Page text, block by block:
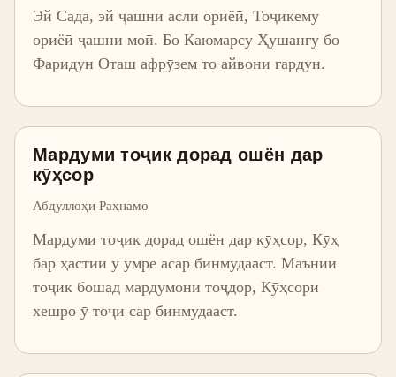
Эй Сада, эй ҷашни асли ориёӣ, Тоҷикему
ориёӣ ҷашни моӣ. Бо Каюмарсу Ҳушангу бо
Фаридун Оташ афрӯзем то айвони гардун.
Мардуми тоҷик дорад ошён дар
кӯҳсор
Абдуллоҳи Раҳнамо
Мардуми тоҷик дорад ошён дар кӯҳсор, Кӯҳ
бар ҳастии ӯ умре асар бинмудааст. Маънии
тоҷик бошад мардумони тоҷдор, Кӯҳсори
хешро ӯ тоҷи сар бинмудааст.